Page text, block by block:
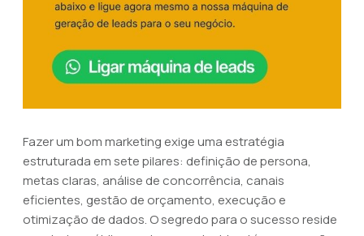
Fazer um bom marketing exige uma estratégia
estruturada em sete pilares: definição de persona,
metas claras, análise de concorrência, canais
eficientes, gestão de orçamento, execução e
otimização de dados. O segredo para o sucesso reside